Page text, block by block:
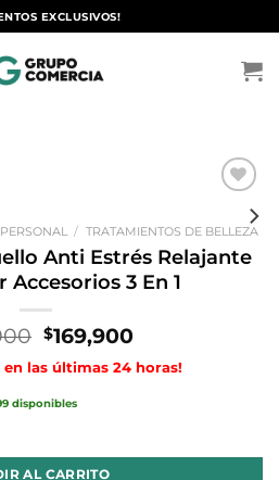
EXCLUSIVOS!
Añadir
lista de
deseos
/ TRATAMIENTOS DE BELLEZA
Anti Estrés Relajante
Accesorios 3 En 1
El
precio
original
era:
$169,900El
precio
actual
en las últimas 24 horas!
disponibles
AL CARRITO